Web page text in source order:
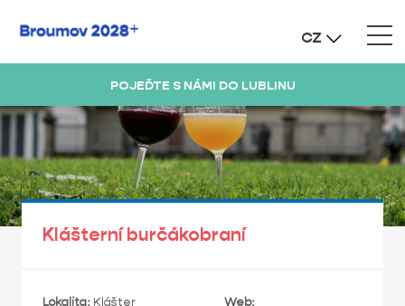
CZ
POJEĎTE S NÁMI DO LUBLINU
Klášterní burčákobraní
Lokalita: Klášter
Web: